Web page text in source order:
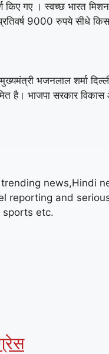
किए गए । स्वच्छ भारत
9000 रुपये सीधे
भजनलाल शर्मा
है। भाजपा सरकार
news,Hindi
reporting and
sports etc.